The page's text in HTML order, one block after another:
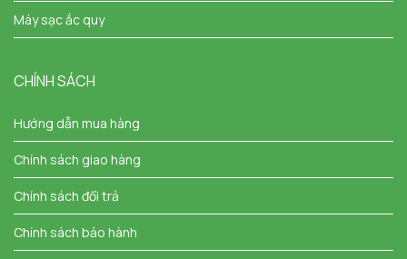
Máy sạc ắc quy
CHÍNH SÁCH
Hướng dẫn mua hàng
Chính sách giao hàng
Chính sách đổi trả
Chính sách bảo hành